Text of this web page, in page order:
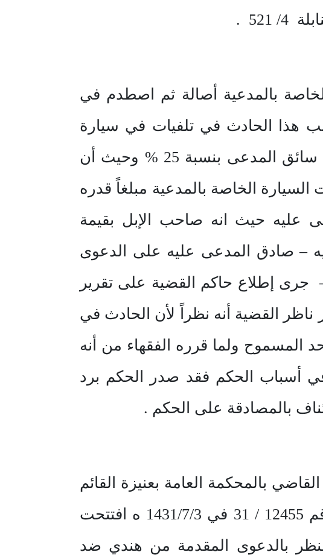
بالمدعية أصالة ثم اصطدم في
هذا الحادث في تلفيات في سيارة
المدعية أصالة وقد أدين المدعى عليه بنسبة الخطأ 75 % وادين سائق المدعى بنسبة 25 % وحيث أن
الخاصة بالمدعية مبلغاً قدره
عليه حيث انه صاحب الإبل بقيمة
– صادق المدعى عليه على الدعوى
– جرى إطلاع حاكم القضية على تقرير
ناظر القضية أنه نظراً لأن الحادث في
المسموح ولما قرره الفقهاء من أنه
أسباب الحكم فقد صدر الحكم برد
بالمصادقة على الحكم .
يوم الأحد الموافق 5/ 2/ 1432 ه لدي أنا القاضي بالمحكمة العامة بعنيزة القائم
بعمل المكتب القضائي الثالث بناء على تكليف فضيلة الرئيس رقم 12455 / 31 في 1431/7/3 ه افتتحت
بالدعوى المقدمة من هندي ضد